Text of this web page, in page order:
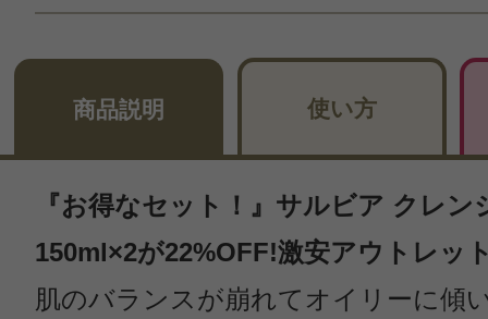
商品説明 使い方
『お得なセット！』サルビア クレン
150ml×2が22%OFF!激安アウトレッ
肌のバランスが崩れてオイリーに傾